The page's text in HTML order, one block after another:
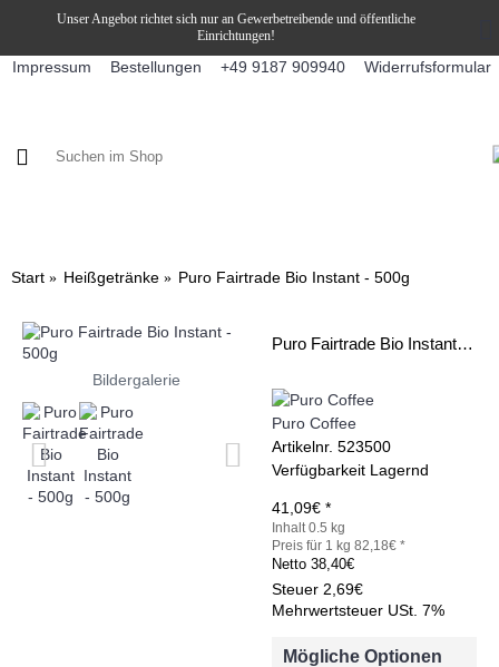
Unser Angebot richtet sich nur an Gewerbetreibende und öffentliche
Einrichtungen!
Impressum Bestellungen +49 9187 909940 Widerrufsformular
Start Heißgetränke Puro Fairtrade Bio Instant - 500g
Bildergalerie
Puro Fairtrade Bio Instant - 500g
Puro Coffee
Artikelnr. 523500
Verfügbarkeit Lagernd
41,09€ *
Inhalt 0.5 kg
Preis für 1 kg 82,18€ *
Netto 38,40€
Steuer 2,69€
Mehrwertsteuer USt. 7%
Mögliche Optionen